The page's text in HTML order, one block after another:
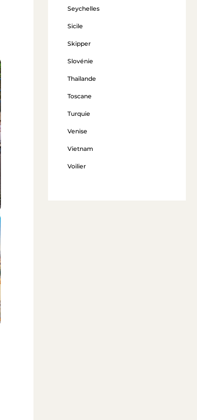
Seychelles
Sicile
Skipper
Slovénie
Thaïlande
Toscane
Turquie
Venise
Vietnam
Voilier